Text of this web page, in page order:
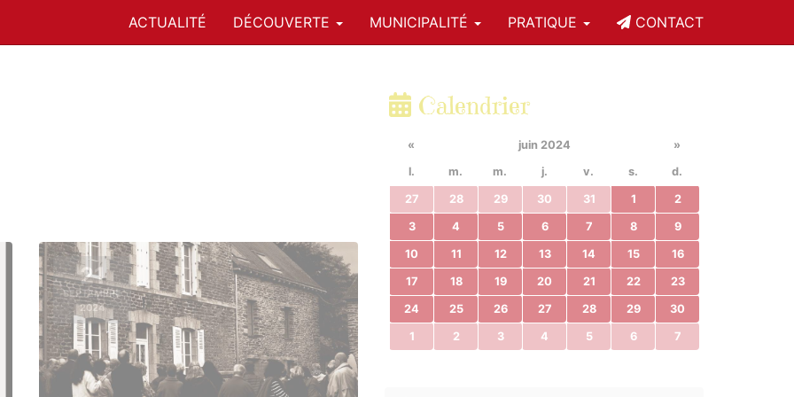
ACTUALITÉ DÉCOUVERTE MUNICIPALITÉ PRATIQUE CONTACT
21
SEPTEMBRE
2024
Calendrier
« juin 2024
»
l.
m. m. j. v. s. d.
27 28 29 30 31 1 2
3 4 5 6 7 8 9
10 11 12 13 14 15 16
17 18 19 20 21 22 23
24 25 26 27 28 29 30
1 2 3 4 5 6 7